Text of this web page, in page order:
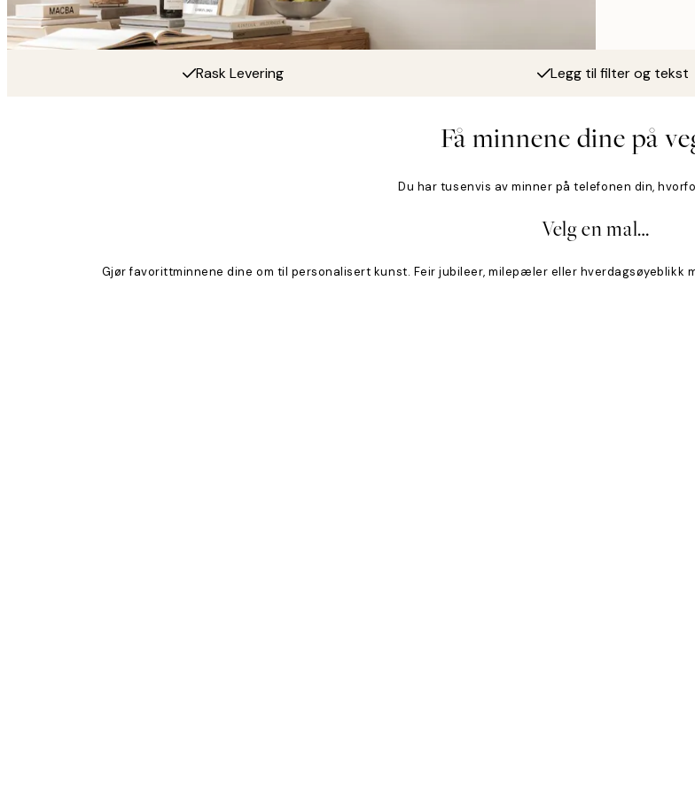
Rask Levering Legg til filter og tekst
Få minnene dine på
Du har tusenvis av minner på telefonen din,
Velg en mal…
Gjør favorittminnene dine om til personalisert kunst. Feir jubileer, milepæler eller hverdagsøyeblikk